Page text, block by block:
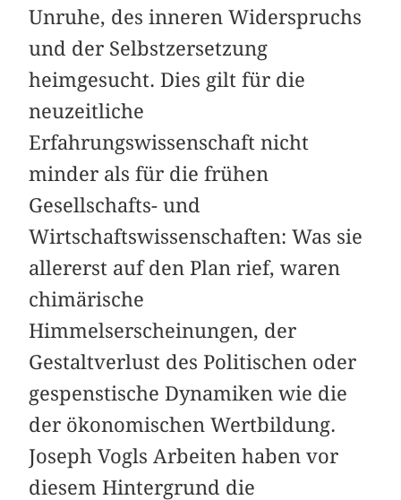
Unruhe, des inneren Widerspruchs
und der Selbstzersetzung
heimgesucht. Dies gilt für die
neuzeitliche
Erfahrungswissenschaft nicht
minder als für die frühen
Gesellschafts- und
Wirtschaftswissenschaften: Was sie
allererst auf den Plan rief, waren
chimärische
Himmelserscheinungen, der
Gestaltverlust des Politischen oder
gespenstische Dynamiken wie die
der ökonomischen Wertbildung.
Joseph Vogls Arbeiten haben vor
diesem Hintergrund die